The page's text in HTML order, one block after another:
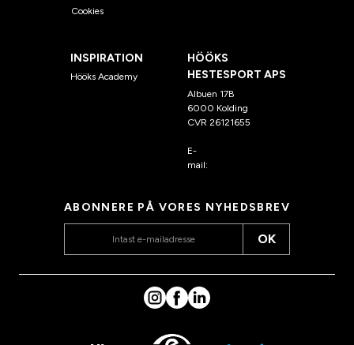
Cookies
INSPIRATION
Hööks Academy
HÖÖKS
HESTESPORT APS
Albuen 17B
6000 Kolding
CVR 26121655
E-
mail:
ABONNERE PÅ VORES NYHEDSBREV
OK